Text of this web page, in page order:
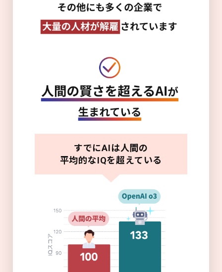
すでにAIは人間の
平均的なIQを超えている